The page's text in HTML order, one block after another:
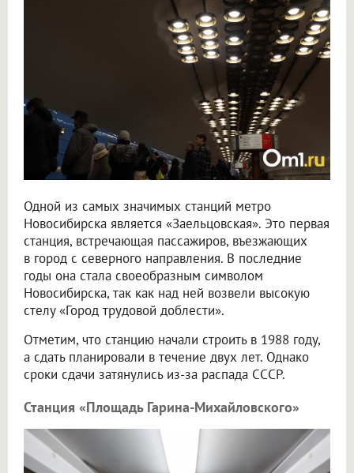
Одной из самых значимых станций метро
Новосибирска является «Заельцовская». Это первая
станция, встречающая пассажиров, въезжающих
в город с северного направления. В последние
годы она стала своеобразным символом
Новосибирска, так как над ней возвели высокую
стелу «Город трудовой доблести».
Отметим, что станцию начали строить в 1988 году,
а сдать планировали в течение двух лет. Однако
сроки сдачи затянулись из-за распада СССР.
Станция «Площадь Гарина-Михайловского»